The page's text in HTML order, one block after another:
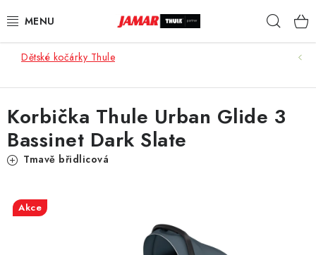
na
STŘEŠNÍ NOSIČE
STŘEŠNÍ BOXY
KOČÁRKY
DĚTSKÉ ZBOŽÍ
AUTOPOTAHY ŠITÉ NA MÍRU
Dětské kočárky Thule
Korbička Thule Urban Glide 3
Bassinet Dark Slate
Tmavě břidlicová
Akce